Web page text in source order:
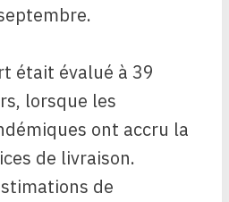
était évalué à 39
lorsque les
ont accru la
de livraison.
de